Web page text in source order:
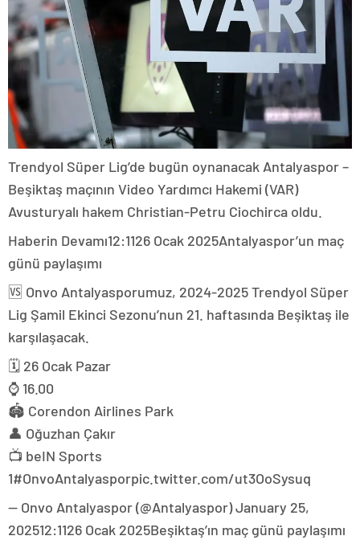
Trendyol Süper Lig’de bugün oynanacak Antalyaspor –
Beşiktaş maçının Video Yardımcı Hakemi (VAR)
Avusturyalı hakem Christian-Petru Ciochirca oldu.
Haberin Devamı12:1126 Ocak 2025Antalyaspor’un maç
günü paylaşımı
🆚 Onvo Antalyasporumuz, 2024-2025 Trendyol Süper
Lig Şamil Ekinci Sezonu’nun 21. haftasında Beşiktaş ile
karşılaşacak.
🗓 26 Ocak Pazar
⌚ 16.00
🏟 Corendon Airlines Park
👤 Oğuzhan Çakır
📺 beIN Sports
1#OnvoAntalyasporpic.twitter.com/ut3OoSysuq
— Onvo Antalyaspor (@Antalyaspor) January 25,
202512:1126 Ocak 2025Beşiktaş’ın maç günü paylaşımı